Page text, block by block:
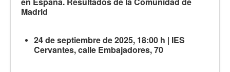
Madrid
24 de septiembre de 2025, 18:00 h | IES
Cervantes, calle Embajadores, 70